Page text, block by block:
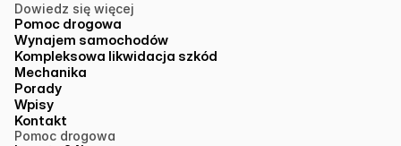
Dowiedz się więcej
Pomoc drogowa
Wynajem samochodów
Kompleksowa likwidacja szkód
Mechanika
Porady
Wpisy
Kontakt
Pomoc drogowa